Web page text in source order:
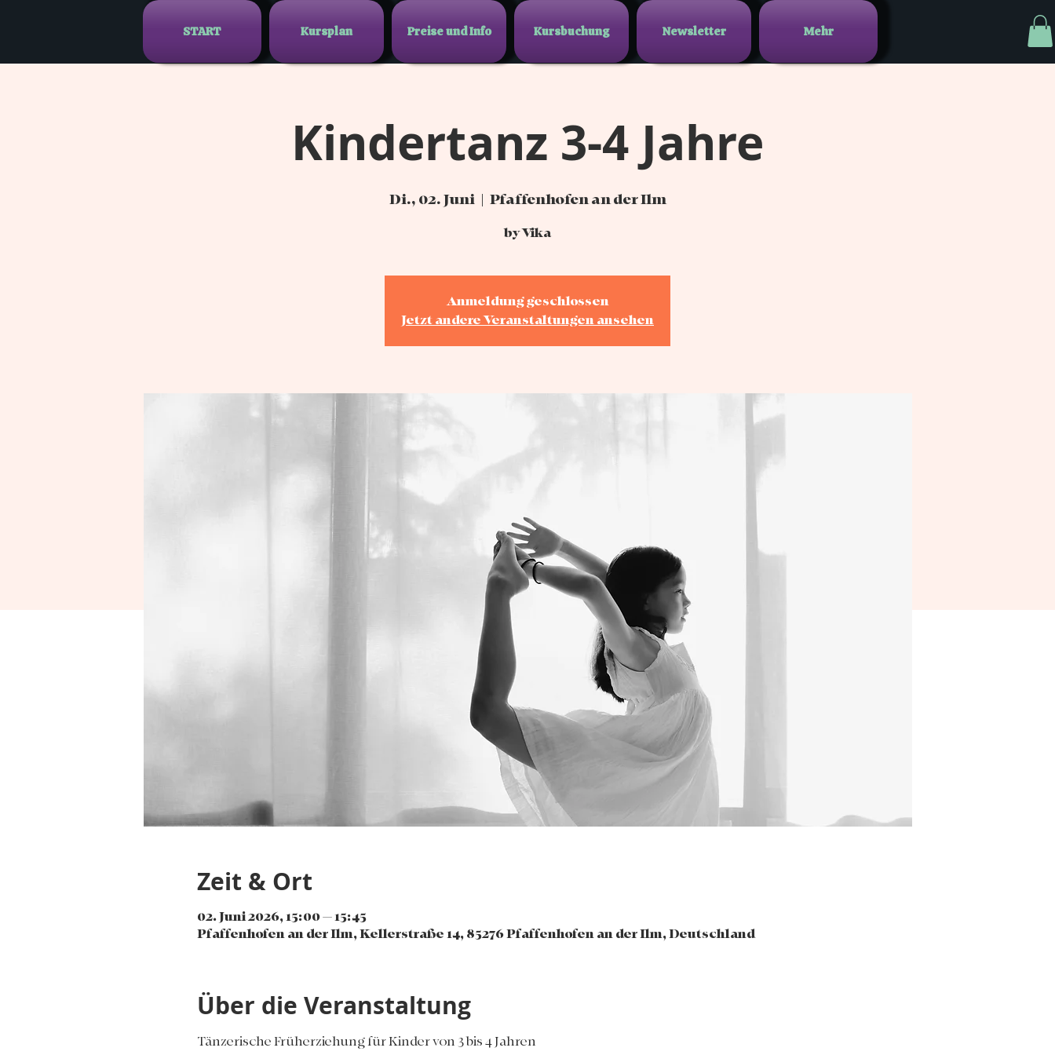
START Kursplan Preise und Info Kursbuchung Newsletter Mehr
Kindertanz 3-4 Jahre
Di., 02. Juni
  |
Pfaffenhofen an der Ilm
by Vika
Anmeldung geschlossen
Jetzt andere Veranstaltungen ansehen
Zeit & Ort
02. Juni 2026, 15:00 – 15:45
Pfaffenhofen an der Ilm, Kellerstraße 14, 85276 Pfaffenhofen an der Ilm, Deutschland
Über die Veranstaltung
Tänzerische Früherziehung für Kinder von 3 bis 4 Jahren